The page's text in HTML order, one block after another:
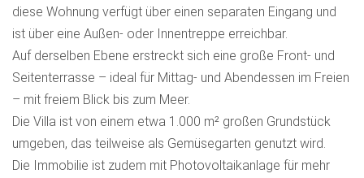
diese Wohnung verfügt über einen separaten Eingang und
ist über eine Außen- oder Innentreppe erreichbar.
Auf derselben Ebene erstreckt sich eine große Front- und
Seitenterrasse – ideal für Mittag- und Abendessen im Freien
– mit freiem Blick bis zum Meer.
Die Villa ist von einem etwa 1.000 m² großen Grundstück
umgeben, das teilweise als Gemüsegarten genutzt wird.
Die Immobilie ist zudem mit Photovoltaikanlage für mehr